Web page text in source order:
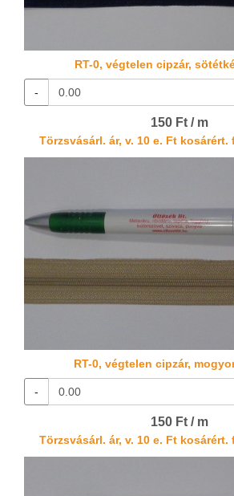
RT-0, végtelen cipzár,
-
150 Ft / m
Törzsvásárl. ár, v. 10 e. Ft kosárért.
RT-0, végtelen cipzár,
-
150 Ft / m
Törzsvásárl. ár, v. 10 e. Ft kosárért.